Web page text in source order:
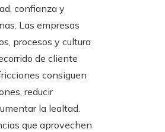
confianza y
Las empresas
procesos y cultura
de cliente
consiguen
reducir
la lealtad.
que aprovechen